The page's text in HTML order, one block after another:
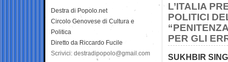
L’ITALIA
POLITICI
PER GLI
SUKHBIR
Destra di Popolo.net
Circolo Genovese di Cultura e
Politica
Diretto da Riccardo Fucile
Scrivici: destradipopolo@gmail.com